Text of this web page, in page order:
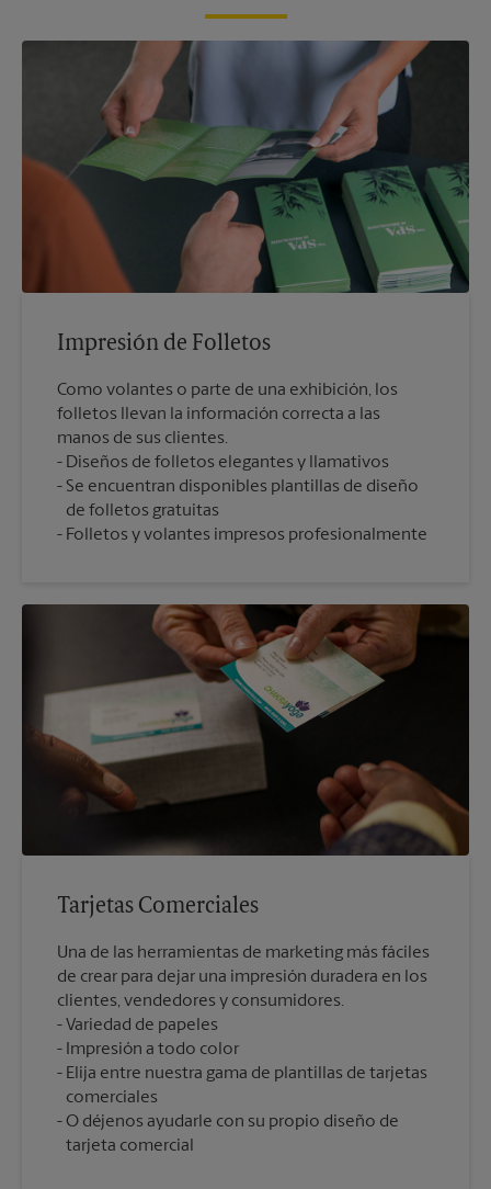
Impresión de Folletos
Como volantes o parte de una exhibición, los
folletos llevan la información correcta a las
manos de sus clientes.
Diseños de folletos elegantes y llamativos
Se encuentran disponibles plantillas de diseño
de folletos gratuitas
Folletos y volantes impresos profesionalmente
Tarjetas Comerciales
Una de las herramientas de marketing más fáciles
de crear para dejar una impresión duradera en los
clientes, vendedores y consumidores.
Variedad de papeles
Impresión a todo color
Elija entre nuestra gama de plantillas de tarjetas
comerciales
O déjenos ayudarle con su propio diseño de
tarjeta comercial